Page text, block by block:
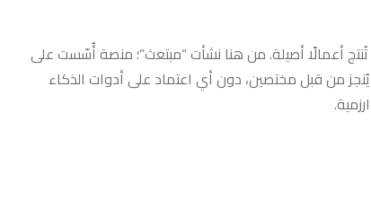
أعمالًا أصيلة. من هنا نشأت “مبتعث”؛ منصة أُسّست على
من قبل مختصين، دون أي اعتماد على أدوات الذكاء